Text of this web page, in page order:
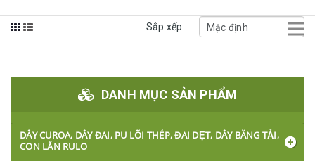
Sắp xếp:
DANH MỤC SẢN PHẨM
DÂY CUROA, DÂY ĐAI, PU LÕI THÉP, ĐAI DẸT, DÂY BĂNG TẢI,
CON LĂN RULO